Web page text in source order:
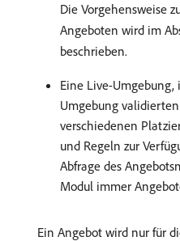
Die Vorgehensweise
Angeboten wird im
beschrieben.
Eine Live-
Umgebung
verschiedenen
und Regeln zur
Abfrage des
Modul immer
Ein Angebot wird nur für